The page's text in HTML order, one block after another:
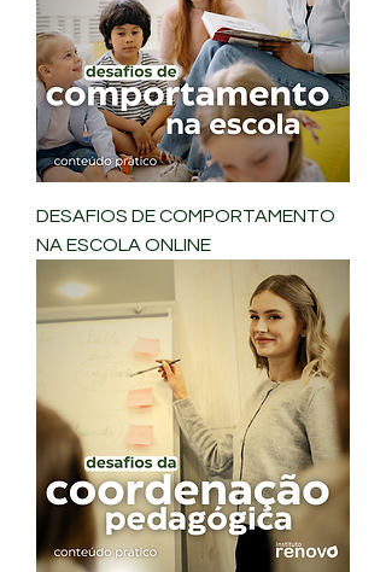
DESAFIOS DE COMPORTAMENTO
NA ESCOLA ONLINE